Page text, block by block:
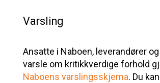
Varsling
Ansatte i Naboen, leverandører
varsle om kritikkverdige forhold
Naboens varslingsskjema. Du